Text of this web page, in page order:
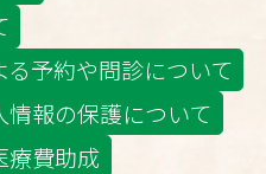
予約や問診について
情報の保護について
療費助成